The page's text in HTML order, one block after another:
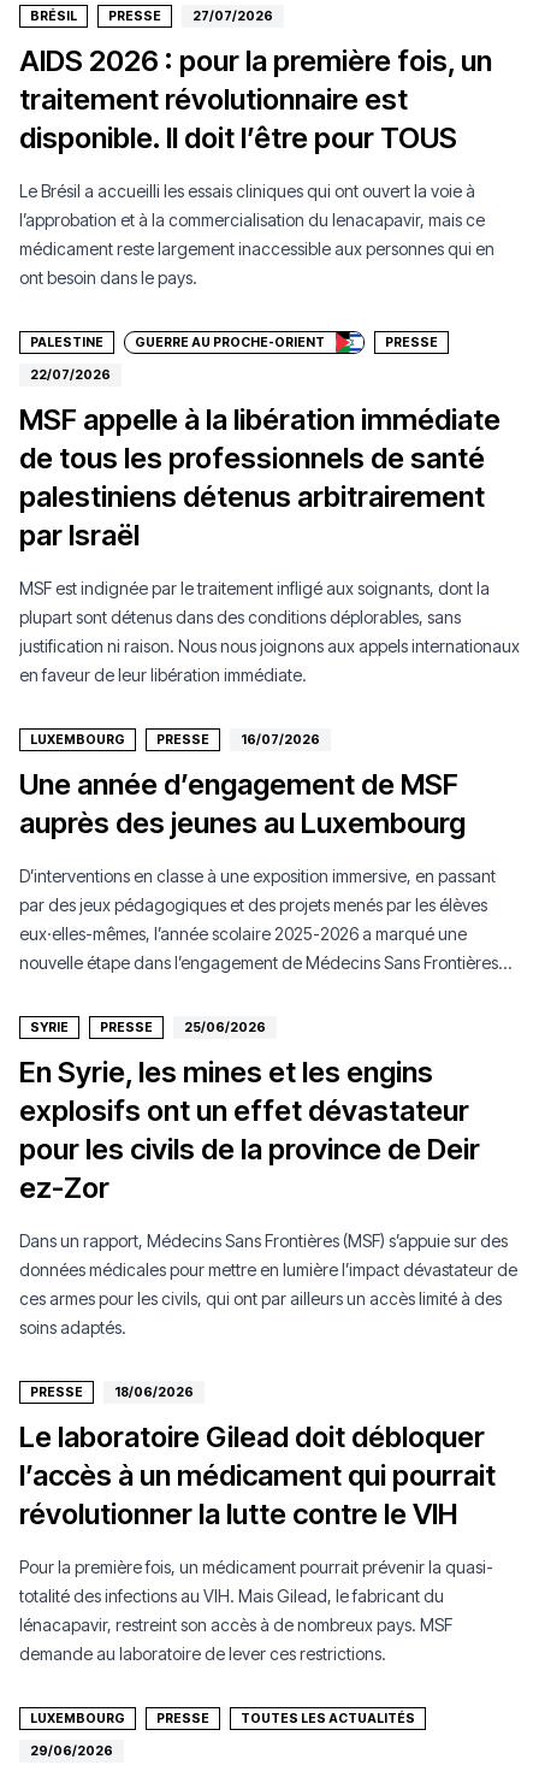
BRÉSIL PRESSE 27/07/2026
AIDS 2026 : pour la première fois, un
traitement révolutionnaire est
disponible. Il doit l’être pour TOUS
Le Brésil a accueilli les essais cliniques qui ont ouvert la voie à
l’approbation et à la commercialisation du lenacapavir, mais ce
médicament reste largement inaccessible aux personnes qui en
ont besoin dans le pays.
Faire un don
PALESTINE GUERRE AU PROCHE-ORIENT PRESSE
22/07/2026
MSF appelle à la libération immédiate
de tous les professionnels de santé
palestiniens détenus arbitrairement
par Israël
MSF est indignée par le traitement infligé aux soignants, dont la
plupart sont détenus dans des conditions déplorables, sans
justification ni raison. Nous nous joignons aux appels internationaux
en faveur de leur libération immédiate.
LUXEMBOURG PRESSE 16/07/2026
Une année d’engagement de MSF
auprès des jeunes au Luxembourg
D’interventions en classe à une exposition immersive, en passant
par des jeux pédagogiques et des projets menés par les élèves
eux·elles-mêmes, l’année scolaire 2025-2026 a marqué une
nouvelle étape dans l’engagement de Médecins Sans Frontières
SYRIE PRESSE 25/06/2026
En Syrie, les mines et les engins
explosifs ont un effet dévastateur
pour les civils de la province de Deir
ez-Zor
Dans un rapport, Médecins Sans Frontières (MSF) s’appuie sur des
données médicales pour mettre en lumière l’impact dévastateur de
ces armes pour les civils, qui ont par ailleurs un accès limité à des
soins adaptés.
PRESSE 18/06/2026
Le laboratoire Gilead doit débloquer
l’accès à un médicament qui pourrait
révolutionner la lutte contre le VIH
Pour la première fois, un médicament pourrait prévenir la quasi-
totalité des infections au VIH. Mais Gilead, le fabricant du
lénacapavir, restreint son accès à de nombreux pays. MSF
demande au laboratoire de lever ces restrictions.
LUXEMBOURG PRESSE TOUTES LES ACTUALITÉS
29/06/2026